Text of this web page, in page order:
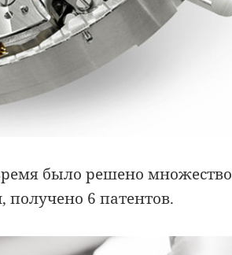
было решено множество
6 патентов.